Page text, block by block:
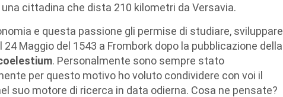
cittadina che dista 210 kilometri da Versavia.
e questa passione gli permise di studiare, sviluppare
Maggio del 1543 a Frombork dopo la pubblicazione della
. Personalmente sono sempre stato
per questo motivo ho voluto condividere con voi il
suo motore di ricerca in data odierna. Cosa ne pensate?